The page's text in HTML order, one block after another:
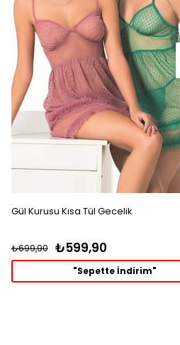
Gül Kurusu Kısa Tül Gecelik
₺599,90
₺699,90
"Sepette İndirim"